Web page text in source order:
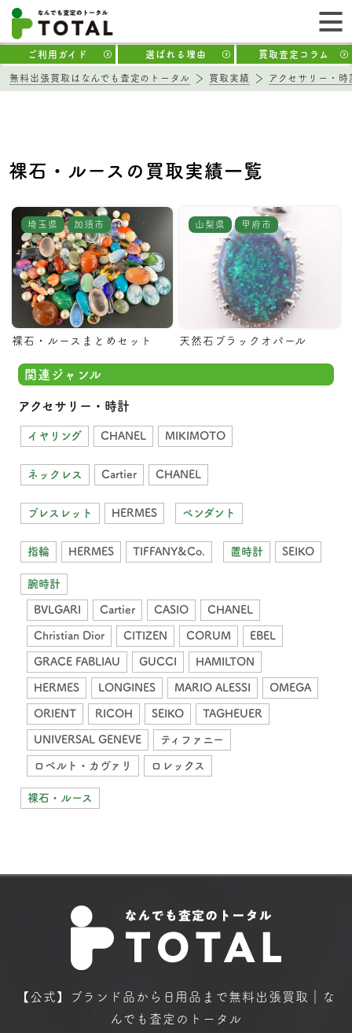
ご利用ガイド 選ばれる理由 買取査定コラム
無料出張買取はなんでも査定のトータル 買取実績 アクセサリー・時
裸石・ルースの買取実績一覧
埼玉県 加須市
裸石・ルースまとめセット
山梨県 甲府市
天然石ブラックオパール
関連ジャンル
アクセサリー・時計
イヤリング CHANEL MIKIMOTO
ネックレス Cartier CHANEL
ブレスレット HERMES ペンダント
指輪 HERMES TIFFANY&Co. 置時計 SEIKO
腕時計
BVLGARI Cartier CASIO CHANEL
Christian Dior CITIZEN CORUM EBEL
GRACE FABLIAU GUCCI HAMILTON
HERMES LONGINES MARIO ALESSI OMEGA
ORIENT RICOH SEIKO TAGHEUER
UNIVERSAL GENEVE ティファニー
ロベルト・カヴァリ ロレックス
裸石・ルース
【公式】ブランド品から日用品まで無料出張買取｜な
んでも査定のトータル